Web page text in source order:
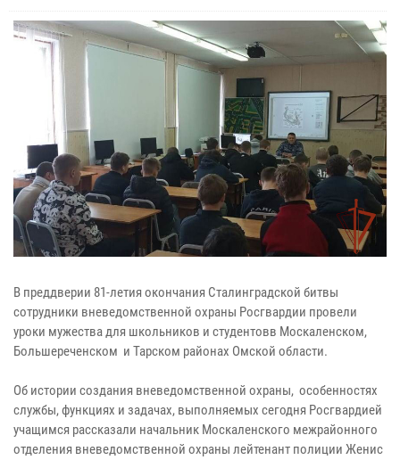
В преддверии 81-летия окончания Сталинградской битвы
сотрудники вневедомственной охраны Росгвардии провели
уроки мужества для школьников и студентовв Москаленском,
Большереченском и Тарском районах Омской области.
Об истории создания вневедомственной охраны, особенностях
службы, функциях и задачах, выполняемых сегодня Росгвардией
учащимся рассказали начальник Москаленского межрайонного
отделения вневедомственной охраны лейтенант полиции Женис